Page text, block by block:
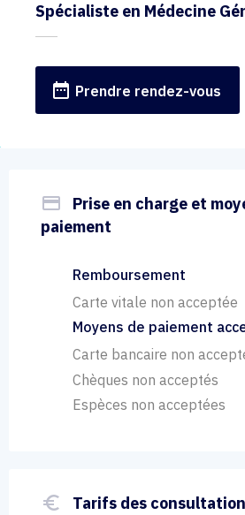
Spécialiste en Médecine
date_range Prendre rendez-vous
payment
Prise en charge et
paiement
Remboursement
Carte vitale non acceptée
Moyens de paiement
Carte bancaire non
Chèques non acceptés
Espèces non acceptées
euro_symbol Tarifs des